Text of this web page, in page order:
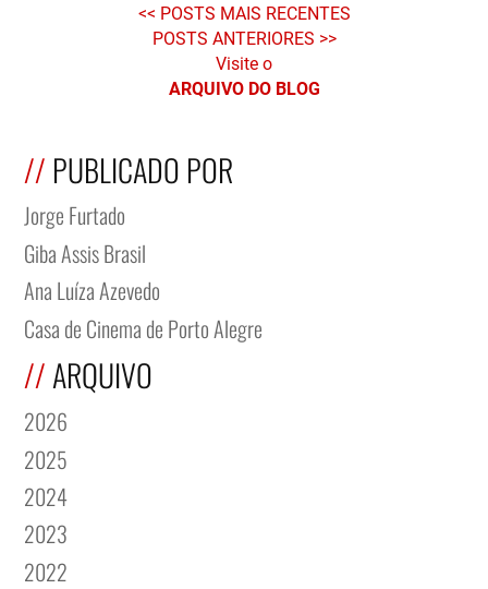
POSTS MAIS RECENTES
POSTS ANTERIORES
Visite o
ARQUIVO DO BLOG
PUBLICADO POR
Jorge Furtado
Giba Assis Brasil
Ana Luíza Azevedo
Casa de Cinema de Porto Alegre
ARQUIVO
2026
2025
2024
2023
2022